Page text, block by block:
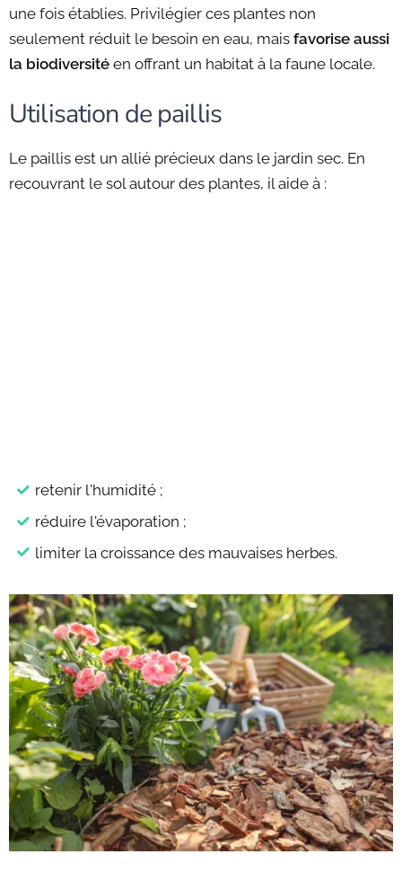
une fois établies. Privilégier ces plantes non
seulement réduit le besoin en eau, mais favorise aussi
la biodiversité en offrant un habitat à la faune locale.
Utilisation de paillis
Le paillis est un allié précieux dans le jardin sec. En
recouvrant le sol autour des plantes, il aide à :
retenir l'humidité ;
réduire l'évaporation ;
limiter la croissance des mauvaises herbes.